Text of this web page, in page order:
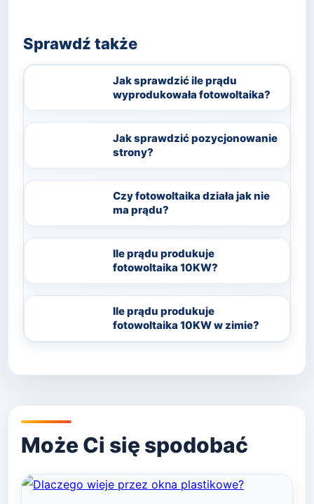
Sprawdź także
Jak sprawdzić ile prądu
wyprodukowała fotowoltaika?
Jak sprawdzić pozycjonowanie
strony?
Czy fotowoltaika działa jak nie
ma prądu?
Ile prądu produkuje
fotowoltaika 10KW?
Ile prądu produkuje
fotowoltaika 10KW w zimie?